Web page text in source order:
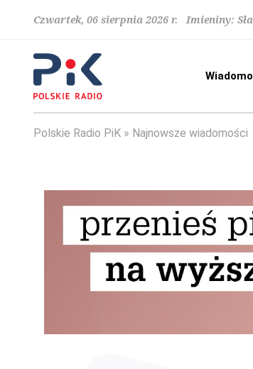
Czwartek, 06 sierpnia 2026 r. Imieniny:
Polskie Radio PiK Najnowsze wiadomości